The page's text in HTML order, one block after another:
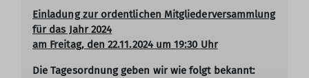
Einladung zur ordentlichen Mitgliederversammlung
für das Jahr 2024
am Freitag, den 22.11.2024 um 19:30 Uhr
Die Tagesordnung geben wir wie folgt bekannt: